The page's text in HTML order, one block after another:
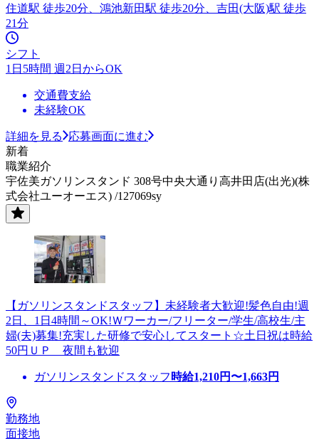
住道駅 徒歩20分、鴻池新田駅 徒歩20分、吉田(大阪)駅 徒歩
21分
シフト
1日5時間 週2日からOK
交通費支給
未経験OK
詳細を見る
応募画面に進む
新着
職業紹介
宇佐美ガソリンスタンド 308号中央大通り高井田店(出光)(株
式会社ユーオーエス) /127069sy
【ガソリンスタンドスタッフ】未経験者大歓迎!髪色自由!週
2日、1日4時間～OK!Ｗワーカー/フリーター/学生/高校生/主
婦(夫)募集!充実した研修で安心してスタート☆土日祝は時給
50円ＵＰ 夜間も歓迎
ガソリンスタンドスタッフ 時給1,210円〜1,663円
勤務地
面接地